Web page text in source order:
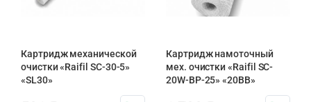
Картридж механической
очистки «Raifil SC-30-5»
«SL30»
Картридж намоточный
мех. очистки «Raifil SC-
20W-BP-25» «20BB»